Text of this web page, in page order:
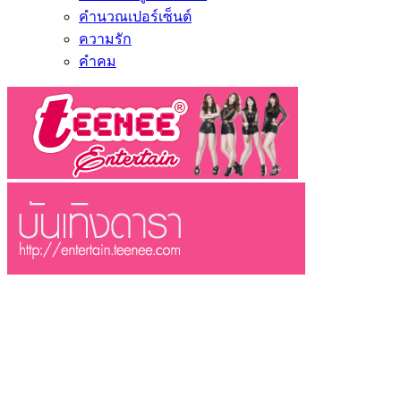
คำนวณเปอร์เซ็นต์
ความรัก
คำคม